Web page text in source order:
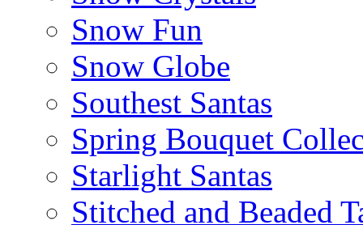
Snow Fun
Snow Globe
Southest Santas
Spring Bouquet
Starlight Santas
Stitched and Beaded